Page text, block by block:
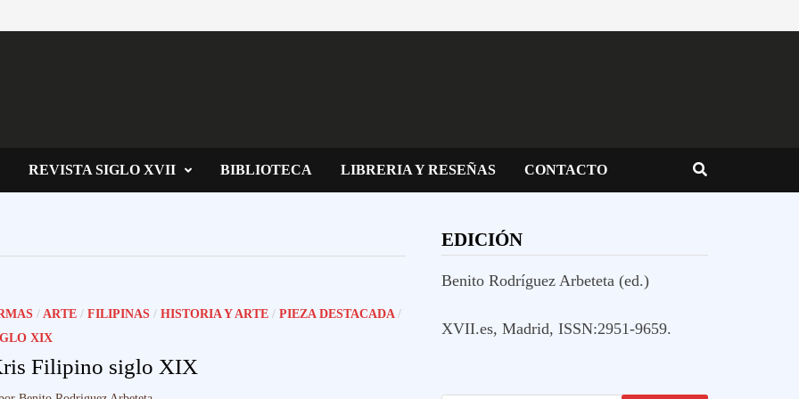
REVISTA SIGLO XVII BIBLIOTECA LIBRERIA Y RESEÑAS CONTACTO
/ ARTE/ FILIPINAS/ HISTORIA Y ARTE/ PIEZA DESTACADA/
XIX
Filipino siglo XIX
EDICIÓN
Benito Rodríguez Arbeteta (ed.)
XVII.es, Madrid, ISSN:2951-9659.